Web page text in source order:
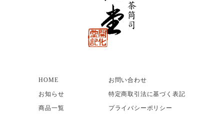
HOME
お知らせ
商品一覧
お問い合わせ
特定商取引法に基づく表記
プライバシーポリシー